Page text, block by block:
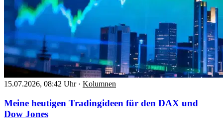
15.07.2026, 08:42 Uhr · Kolumnen
Meine heutigen Tradingideen für den DAX und
Dow Jones